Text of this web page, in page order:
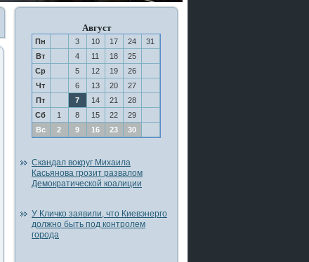
Август
Пн 3 10 17 24
31
Вт
4 11 18
25
Ср
5 12 19
26
Чт
6 13 20
27
Пт
7 14 21
28
Сб
1 8 15 22
29
Вс
2 9 16 23 30
Скандал вокруг Михаила
Касьянова грозит развалом
Демократической коалиции
У Кличко заявили, что Киевэнерго
должно быть под контролем
города